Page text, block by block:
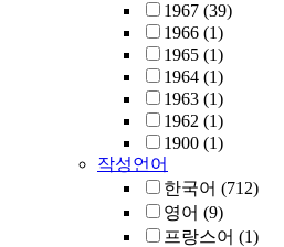
1967 (39)
1966 (1)
1965 (1)
1964 (1)
1963 (1)
1962 (1)
1900 (1)
작성언어
한국어 (712)
영어 (9)
프랑스어 (1)